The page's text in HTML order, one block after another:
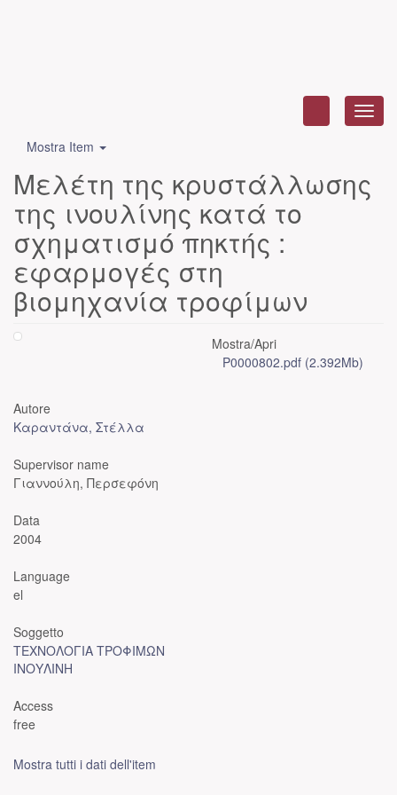
Mostra Item
Μελέτη της κρυστάλλωσης
της ινουλίνης κατά το
σχηματισμό πηκτής :
εφαρμογές στη
βιομηχανία τροφίμων
Mostra/Apri
P0000802.pdf (2.392Mb)
Autore
Καραντάνα, Στέλλα
Supervisor name
Γιαννούλη, Περσεφόνη
Data
2004
Language
el
Soggetto
ΤΕΧΝΟΛΟΓΙΑ ΤΡΟΦΙΜΩΝ
ΙΝΟΥΛΙΝΗ
Access
free
Mostra tutti i dati dell'item